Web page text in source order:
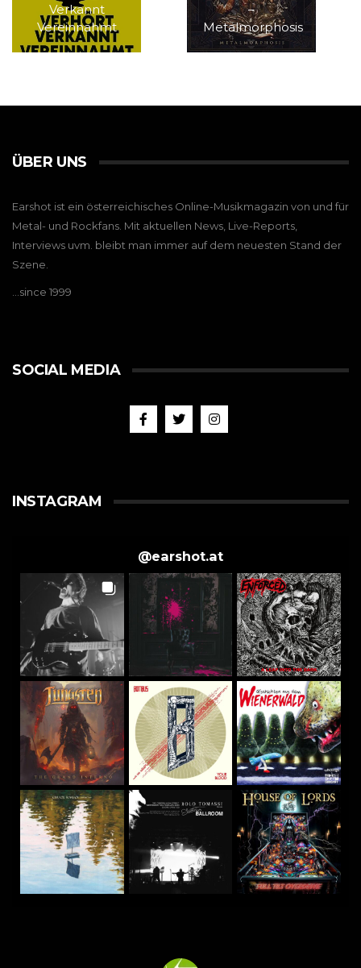
Verkannt
Vereinnahmt
–
Metalmorphosis
ÜBER UNS
Earshot ist ein österreichisches Online-Musikmagazin von und für
Metal- und Rockfans. Mit aktuellen News, Live-Reports,
Interviews uvm. bleibt man immer auf dem neuesten Stand der
Szene.
…since 1999
SOCIAL MEDIA
INSTAGRAM
@earshot.at